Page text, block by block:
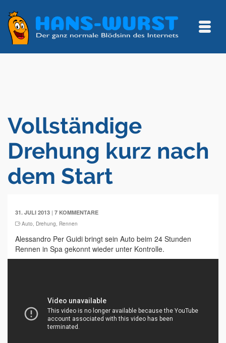
Vollständige
Drehung kurz nach
dem Start
31. JULI 2013 | 7 KOMMENTARE
Auto, Drehung, Rennen
Alessandro Per Guidi bringt sein Auto beim 24 Stunden
Rennen in Spa gekonnt wieder unter Kontrolle.